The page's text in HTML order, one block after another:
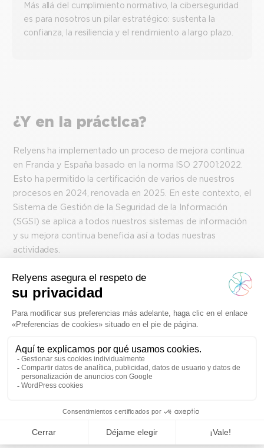
Más allá del cumplimiento normativo, la ciberseguridad
es para nosotros un pilar estratégico: sustenta la
confianza, la resiliencia y el rendimiento a largo plazo.
¿Y en la práctica?
Relyens ha implementado un proceso de mejora continua
en Francia y España basado en la norma ISO 27001:2022.
Esto ha permitido la certificación de varios de nuestros
procesos en 2024, renovada en 2025. En este contexto, el
Sistema de Gestión de la Seguridad de la Información
(SGSI) se aplica a todos nuestros sistemas de información
y su mejora continua beneficia así a todas nuestras
actividades.
Ver el certificado
«La seguridad es un componente esencial del
cumplimiento del Reglamento General de
en estos temas junto con el responsable de
seguridad y todos los equipos implicados.
Xavier Blanc, Responsable de Protección